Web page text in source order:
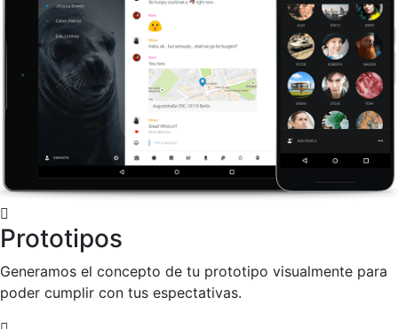
Prototipos
Generamos el concepto de tu prototipo visualmente para
poder cumplir con tus espectativas.